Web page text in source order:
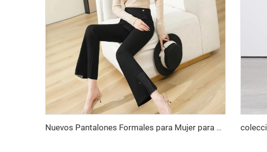
Nuevos Pantalones Formales para Mujer para Oficina Prendas de Vestir Laborales para Mujer Pantalones Informales de Negocios con Bota Ancha y Bolsillos